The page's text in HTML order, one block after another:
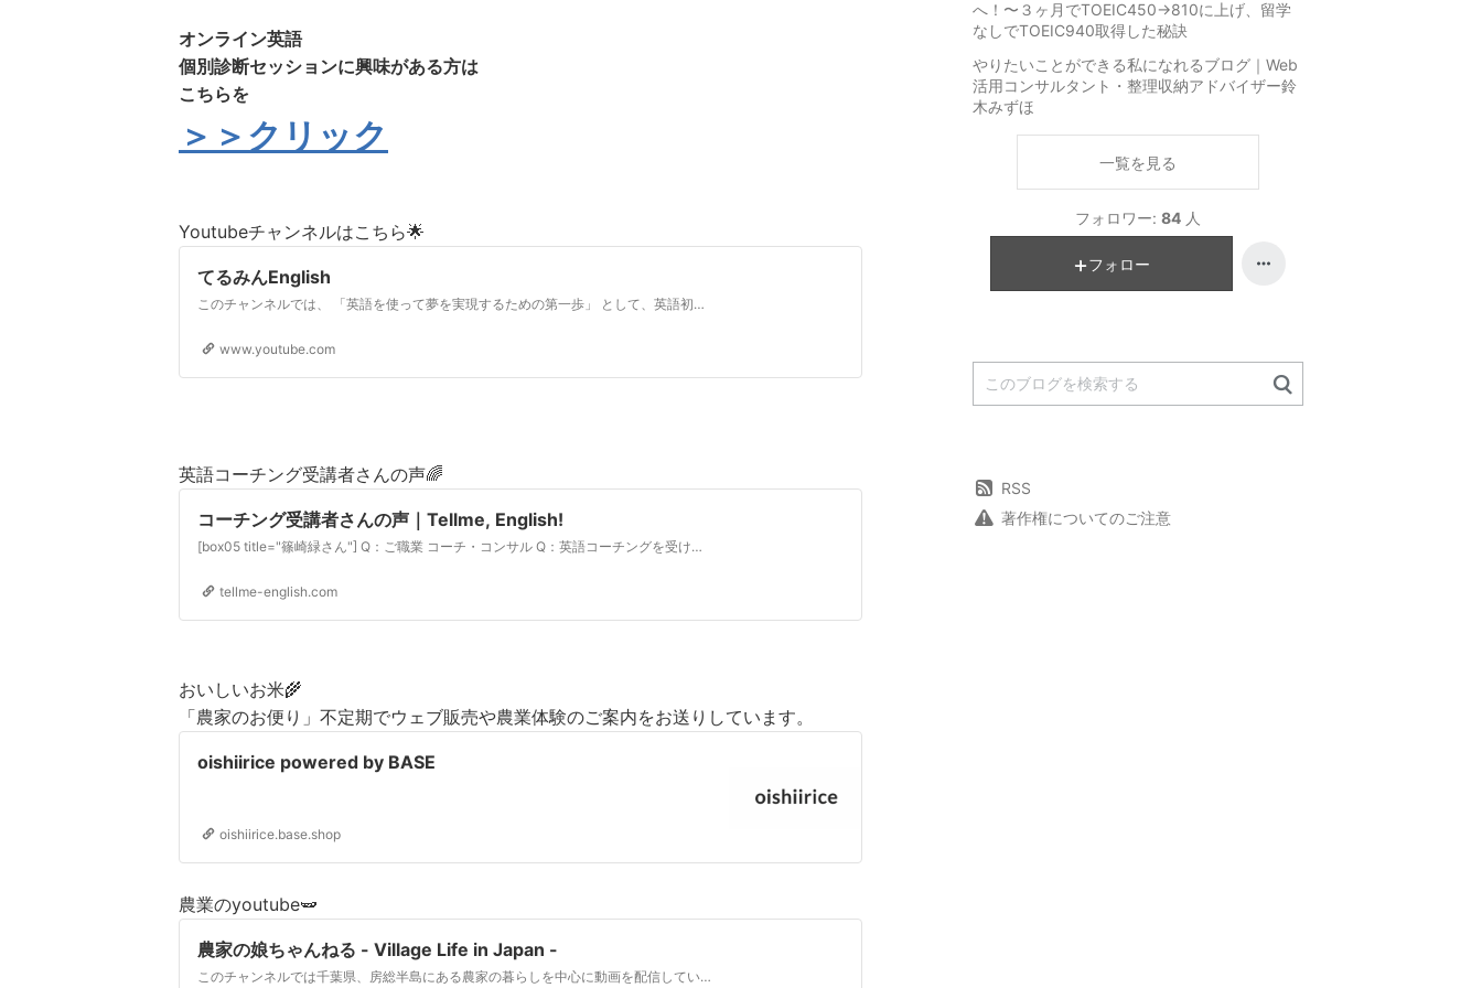
オンライン英語
個別診断セッションに興味がある方は
こちらを
＞＞クリック
Youtubeチャンネルはこちら🌟
てるみんEnglish
このチャンネルでは、 「英語を使って夢を実現するための第一歩」 として、英語初心者が ・ちゃんと伝わる英語フレーズ ・英会話と文法の基礎 ・習慣化するためのTIPS を中心に動画を配信しています。 【プロフィール】 私はこれまでマレーシアで会社を設立して7年間、 「英語、海外進出、コーチング」の分野で これまで延べ500名以上のサポートをしてきました。 …
www.youtube.com
英語コーチング受講者さんの声🌈
コーチング受講者さんの声｜Tellme, English!
[box05 title="篠崎緑さん"] Q：ご職業 コーチ・コンサル Q：英語コーチングを受ける前の英語力 全く喋れ
tellme-english.com
おいしいお米🌾
「農家のお便り」不定期でウェブ販売や農業体験のご案内をお送りしています。
oishiirice powered by BASE
oishiirice.base.shop
農業のyoutube🫛
農家の娘ちゃんねる - Village Life in Japan -
このチャンネルでは千葉県、房総半島にある農家の暮らしを中心に動画を配信しています。 This channel is going to upload videos about village life from Chiba prefecture Japan.
へ！〜３ヶ月でTOEIC450→810に上げ、留学
なしでTOEIC940取得した秘訣
やりたいことができる私になれるブログ｜Web
活用コンサルタント・整理収納アドバイザー鈴
木みずほ
一覧を見る
フォロワー: 84 人
フォロー
RSS
著作権についてのご注意